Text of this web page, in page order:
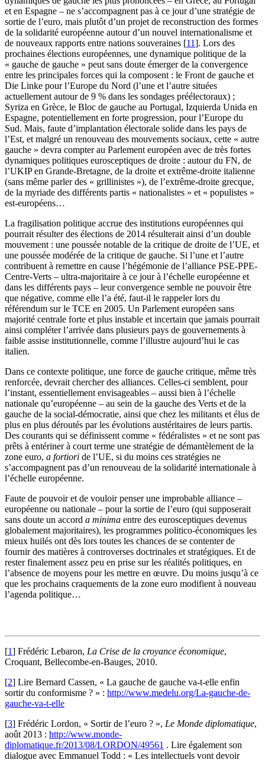
et en Espagne – ne s’accompagnent pas à ce jour d’une stratégie de
sortie de l’euro, mais plutôt d’un projet de reconstruction des formes
de la solidarité européenne autour d’un nouvel internationalisme et
de nouveaux rapports entre nations souveraines [11]. Lors des
prochaines élections européennes, une dynamique politique de la
« gauche de gauche » peut sans doute émerger de la convergence
entre les principales forces qui la composent : le Front de gauche et
Die Linke pour l’Europe du Nord (l’une et l’autre situées
actuellement autour de 9 % dans les sondages préélectoraux) ;
Syriza en Grèce, le Bloc de gauche au Portugal, Izquierda Unida en
Espagne, potentiellement en forte progression, pour l’Europe du
Sud. Mais, faute d’implantation électorale solide dans les pays de
l’Est, et malgré un renouveau des mouvements sociaux, cette « autre
gauche » devra compter au Parlement européen avec de très fortes
dynamiques politiques eurosceptiques de droite : autour du FN, de
l’UKIP en Grande-Bretagne, de la droite et extrême-droite italienne
(sans même parler des « grillinistes »), de l’extrême-droite grecque,
de la myriade des différents partis « nationalistes » et « populistes »
est-européens…
La fragilisation politique accrue des institutions européennes qui
pourrait résulter des élections de 2014 résulterait ainsi d’un double
mouvement : une poussée notable de la critique de droite de l’UE, et
une poussée modérée de la critique de gauche. Si l’une et l’autre
contribuent à remettre en cause l’hégémonie de l’alliance PSE-PPE-
Centre-Verts – ultra-majoritaire à ce jour à l’échelle européenne et
dans les différents pays – leur convergence semble ne pouvoir être
que négative, comme elle l’a été, faut-il le rappeler lors du
référendum sur le TCE en 2005. Un Parlement européen sans
majorité centrale forte et plus instable et incertain que jamais pourrait
ainsi compléter l’arrivée dans plusieurs pays de gouvernements à
faible assise institutionnelle, comme l’illustre aujourd’hui le cas
italien.
Dans ce contexte politique, une force de gauche critique, même très
renforcée, devrait chercher des alliances. Celles-ci semblent, pour
l’instant, essentiellement envisageables – aussi bien à l’échelle
nationale qu’européenne – au sein de la gauche des Verts et de la
gauche de la social-démocratie, ainsi que chez les militants et élus de
plus en plus déroutés par les évolutions austéritaires de leurs partis.
Des courants qui se définissent comme « fédéralistes » et ne sont pas
prêts à entériner à court terme une stratégie de démantèlement de la
zone euro, a fortiori de l’UE, si du moins ces stratégies ne
s’accompagnent pas d’un renouveau de la solidarité internationale à
l’échelle européenne.
Faute de pouvoir et de vouloir penser une improbable alliance –
européenne ou nationale – pour la sortie de l’euro (qui supposerait
sans doute un accord a minima entre des eurosceptiques devenus
globalement majoritaires), les programmes politico-économiques les
mieux huilés ont dès lors toutes les chances de se contenter de
fournir des matières à controverses doctrinales et stratégiques. Et de
rester finalement assez peu en prise sur les réalités politiques, en
l’absence de moyens pour les mettre en œuvre. Du moins jusqu’à ce
que les prochains craquements de la zone euro modifient à nouveau
l’agenda politique…
[1] Frédéric Lebaron, La Crise de la croyance économique,
Croquant, Bellecombe-en-Bauges, 2010.
[2] Lire Bernard Cassen, « La gauche de gauche va-t-elle enfin
sortir du conformisme ? » : http://www.medelu.org/La-gauche-de-
gauche-va-t-elle
[3] Frédéric Lordon, « Sortir de l’euro ? », Le Monde diplomatique,
août 2013 : http://www.monde-
diplomatique.fr/2013/08/LORDON/49561 . Lire également son
dialogue avec Emmanuel Todd : « Les intellectuels vont devoir